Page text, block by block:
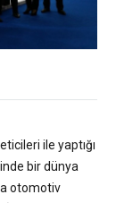
ile yaptığı
bir dünya
otomotiv